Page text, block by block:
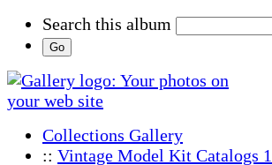
Search this album
Collections Gallery
:: Vintage Model Kit Catalogs